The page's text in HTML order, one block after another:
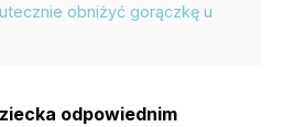
obniżyć gorączkę u
odpowiednim